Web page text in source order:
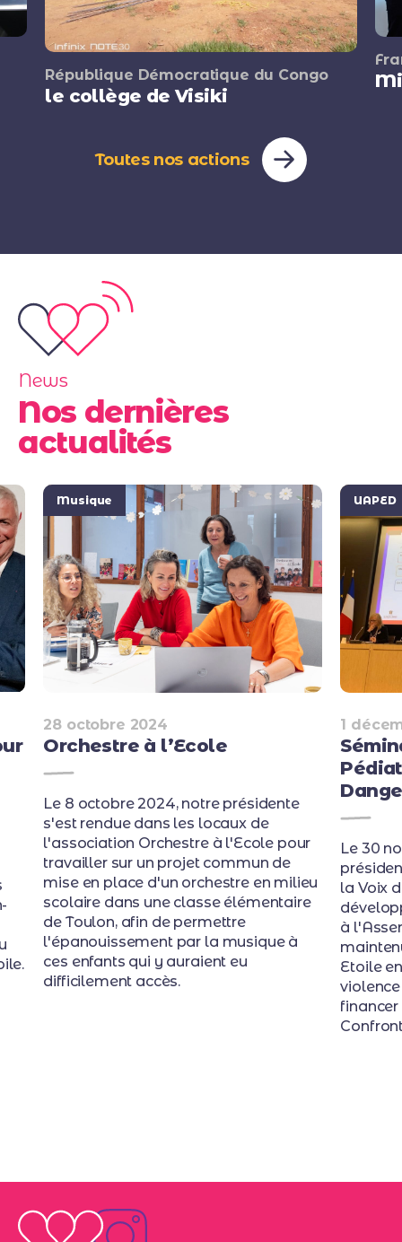
République Démocratique du Congo
le collège de Visiki
Toutes nos actions
News
Nos dernières
actualités
Musique
28 octobre 2024
Orchestre à l’Ecole
Le 8 octobre 2024, notre présidente
s'est rendue dans les locaux de
l'association Orchestre à l'Ecole pour
travailler sur un projet commun de
mise en place d'un orchestre en milieu
scolaire dans une classe élémentaire
de Toulon, afin de permettre
l'épanouissement par la musique à
ces enfants qui y auraient eu
difficilement accès.
UAPED
1
Le 30
la Voix
à
Etoile
financer